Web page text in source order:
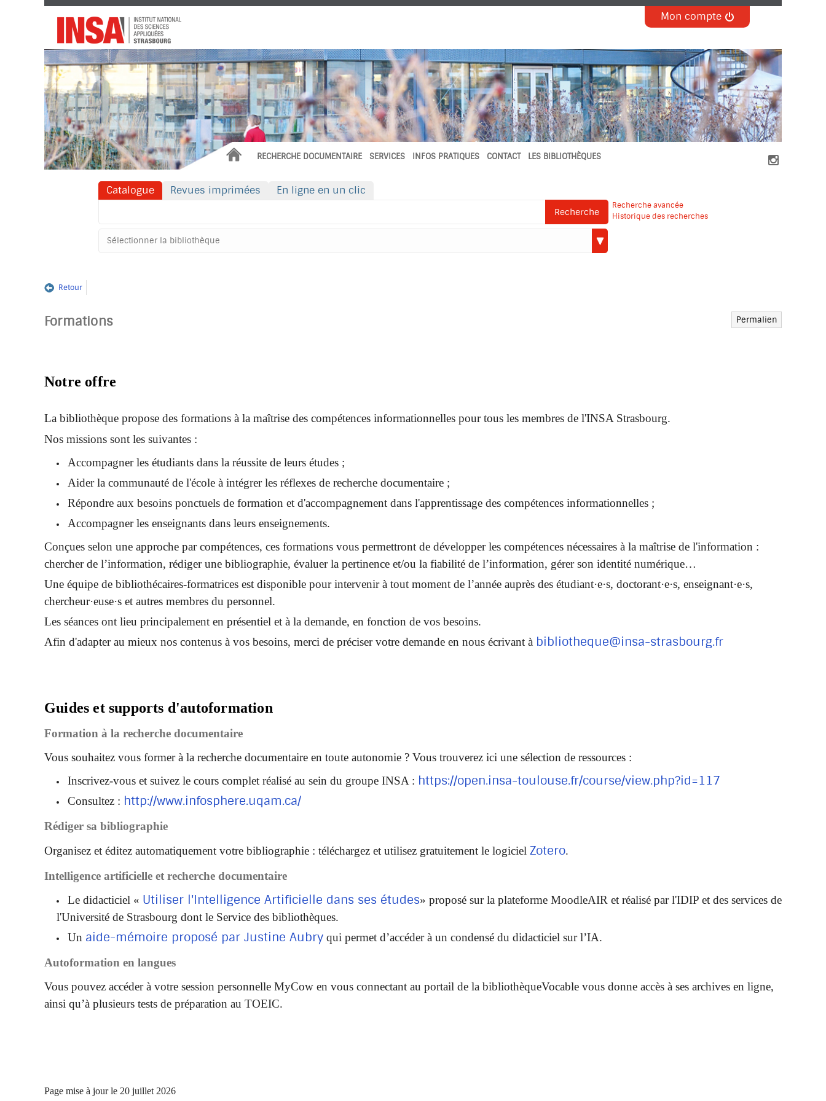
Mon compte
National
Sciences
Appliquées
ACCUEIL RECHERCHE DOCUMENTAIRE SERVICES INFOS PRATIQUES CONTACT LES BIBLIOTHÈQUES 
Catalogue Revues imprimées En ligne en un clic
Recherche
Recherche avancée
Historique des recherches
votre
Retour
Formations Permalien
Notre offre
La bibliothèque propose des formations à la maîtrise des compétences informationnelles pour tous les membres de l'INSA Strasbourg.
Nos missions sont les suivantes :
Accompagner les étudiants dans la réussite de leurs études ;
Aider la communauté de l'école à intégrer les réflexes de recherche documentaire ;
Répondre aux besoins ponctuels de formation et d'accompagnement dans l'apprentissage des compétences informationnelles ;
Accompagner les enseignants dans leurs enseignements.
Conçues selon une approche par compétences, ces formations vous permettront de développer les compétences nécessaires à la maîtrise de l'information :
chercher de l’information, rédiger une bibliographie, évaluer la pertinence et/ou la fiabilité de l’information, gérer son identité numérique…
Une équipe de bibliothécaires-formatrices est disponible pour intervenir à tout moment de l’année auprès des étudiant·e·s, doctorant·e·s, enseignant·e·s,
chercheur·euse·s et autres membres du personnel.
Les séances ont lieu principalement en présentiel et à la demande, en fonction de vos besoins.
Afin d'adapter au mieux nos contenus à vos besoins, merci de préciser votre demande en nous écrivant à bibliotheque@insa-strasbourg.fr
Guides et supports d'autoformation
Formation à la recherche documentaire
Vous souhaitez vous former à la recherche documentaire en toute autonomie ? Vous trouverez ici une sélection de ressources :
Inscrivez-vous et suivez le cours complet réalisé au sein du groupe INSA : https://open.insa-toulouse.fr/course/view.php?id=117
Consultez : http://www.infosphere.uqam.ca/
Rédiger sa bibliographie
Organisez et éditez automatiquement votre bibliographie : téléchargez et utilisez gratuitement le logiciel Zotero.
Intelligence artificielle et recherche documentaire
Le didacticiel « Utiliser l'Intelligence Artificielle dans ses études» proposé sur la plateforme MoodleAIR et réalisé par l'IDIP et des services de
l'Université de Strasbourg dont le Service des bibliothèques.
Un aide-mémoire proposé par Justine Aubry qui permet d’accéder à un condensé du didacticiel sur l’IA.
Autoformation en langues
Vous pouvez accéder à votre session personnelle MyCow en vous connectant au portail de la bibliothèqueVocable vous donne accès à ses archives en ligne,
ainsi qu’à plusieurs tests de préparation au TOEIC.
Page mise à jour le 20 juillet 2026